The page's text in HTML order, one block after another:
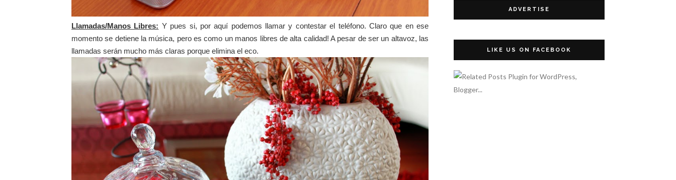
Llamadas/Manos Libres: Y pues si, por aquí podemos llamar y contestar el teléfono. Claro que en ese
momento se detiene la música, pero es como un manos libres de alta calidad! A pesar de ser un altavoz, las
llamadas serán mucho más claras porque elimina el eco.
ADVERTISE
LIKE US ON FACEBOOK